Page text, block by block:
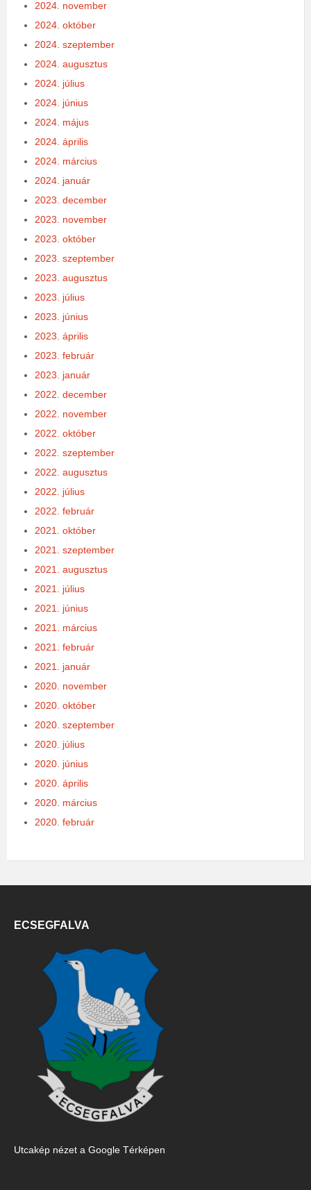
2024. november
2024. október
2024. szeptember
2024. augusztus
2024. július
2024. június
2024. május
2024. április
2024. március
2024. január
2023. december
2023. november
2023. október
2023. szeptember
2023. augusztus
2023. július
2023. június
2023. április
2023. február
2023. január
2022. december
2022. november
2022. október
2022. szeptember
2022. augusztus
2022. július
2022. február
2021. október
2021. szeptember
2021. augusztus
2021. július
2021. június
2021. március
2021. február
2021. január
2020. november
2020. október
2020. szeptember
2020. július
2020. június
2020. április
2020. március
2020. február
ECSEGFALVA
Utcakép nézet a Google Térképen